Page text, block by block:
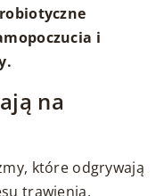
i
na
które odgrywają
trawienia.